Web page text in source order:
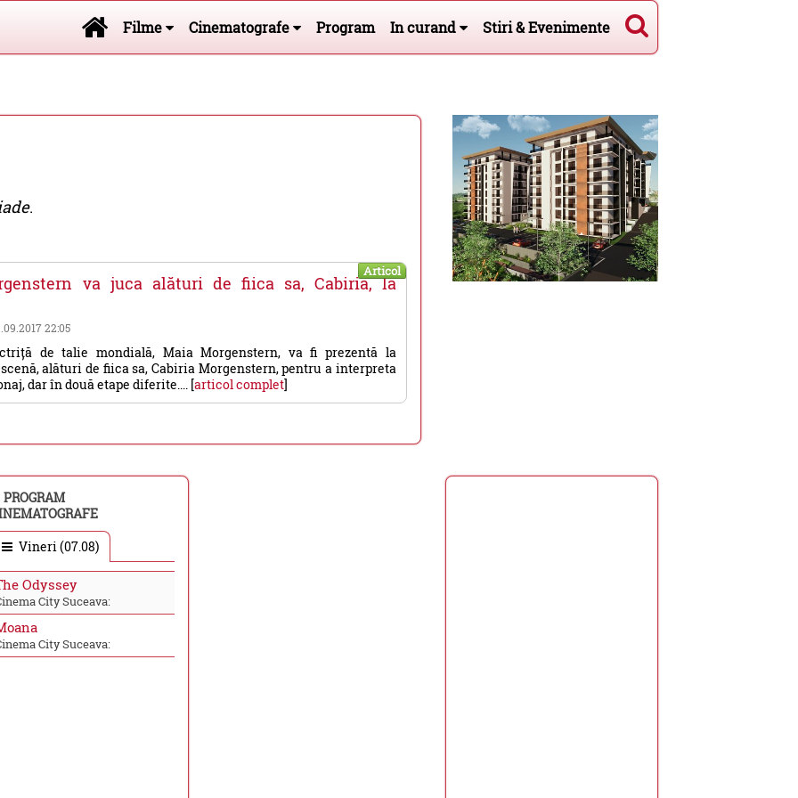
Filme Cinematografe Program In curand Stiri & Evenimente
.
Articol
va juca alături de fiica sa, Cabiria, la
22:05
de talie mondială, Maia Morgenstern, va fi prezentă la
alături de fiica sa, Cabiria Morgenstern, pentru a interpreta
dar în două etape diferite.... [articol complet]
PROGRAM
Vineri (07.08)
Odyssey
City Suceava:
City Suceava: